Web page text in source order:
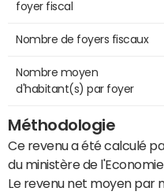
foyer fiscal
Nombre de foyers fiscaux
Nombre moyen
d'habitant(s) par foyer
Méthodologie
Ce revenu a été calculé
du ministère de
Le revenu net moyen par